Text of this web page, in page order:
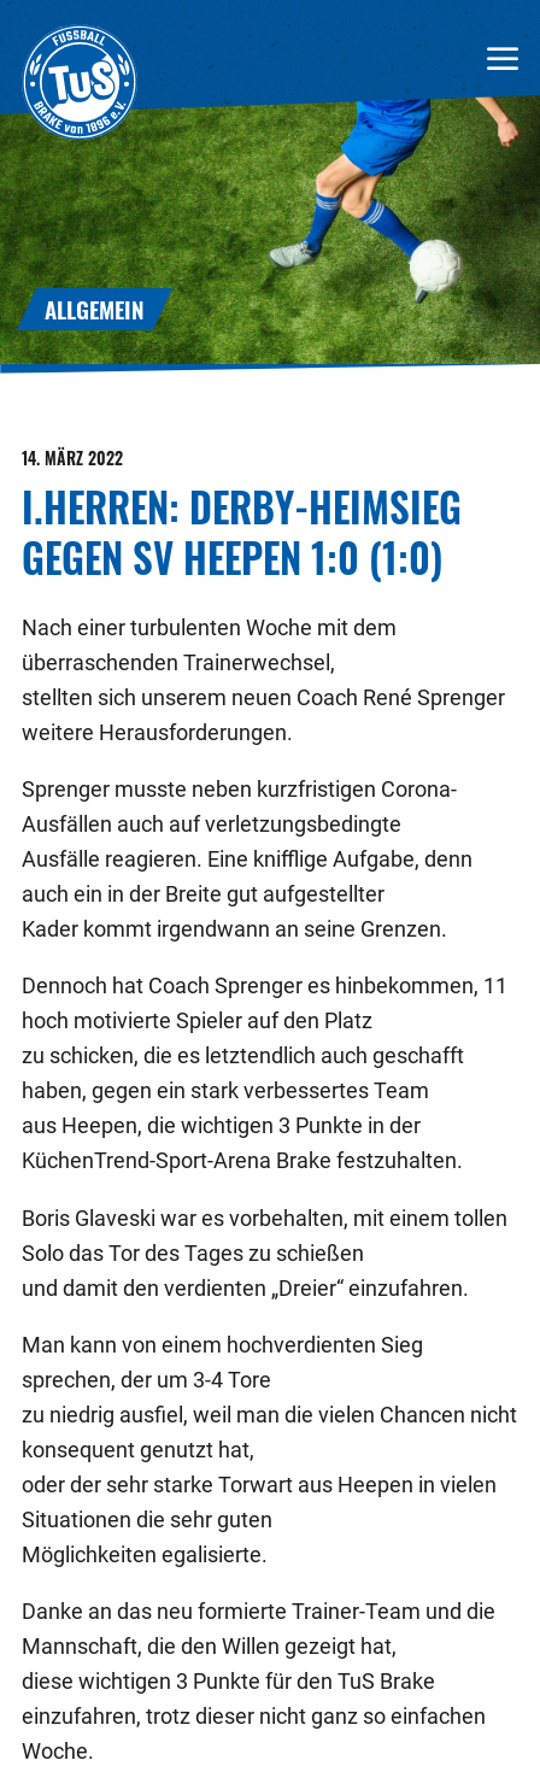
ALLGEMEIN
14. MÄRZ 2022
I.HERREN: DERBY-HEIMSIEG
GEGEN SV HEEPEN 1:0 (1:0)
Nach einer turbulenten Woche mit dem
überraschenden Trainerwechsel,
stellten sich unserem neuen Coach René Sprenger
weitere Herausforderungen.
Sprenger musste neben kurzfristigen Corona-
Ausfällen auch auf verletzungsbedingte
Ausfälle reagieren. Eine knifflige Aufgabe, denn
auch ein in der Breite gut aufgestellter
Kader kommt irgendwann an seine Grenzen.
Dennoch hat Coach Sprenger es hinbekommen, 11
hoch motivierte Spieler auf den Platz
zu schicken, die es letztendlich auch geschafft
haben, gegen ein stark verbessertes Team
aus Heepen, die wichtigen 3 Punkte in der
KüchenTrend-Sport-Arena Brake festzuhalten.
Boris Glaveski war es vorbehalten, mit einem tollen
Solo das Tor des Tages zu schießen
und damit den verdienten „Dreier“ einzufahren.
Man kann von einem hochverdienten Sieg
sprechen, der um 3-4 Tore
zu niedrig ausfiel, weil man die vielen Chancen nicht
konsequent genutzt hat,
oder der sehr starke Torwart aus Heepen in vielen
Situationen die sehr guten
Möglichkeiten egalisierte.
Danke an das neu formierte Trainer-Team und die
Mannschaft, die den Willen gezeigt hat,
diese wichtigen 3 Punkte für den TuS Brake
einzufahren, trotz dieser nicht ganz so einfachen
Woche.